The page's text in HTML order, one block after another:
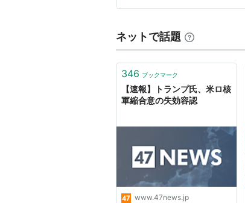
ネットで話題
346 ブックマーク
【速報】トランプ氏、米ロ核
軍縮合意の失効容認
www.47news.jp